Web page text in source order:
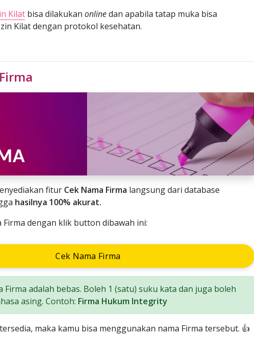
Kilat bisa dilakukan onlinedan apabila tatap muka bisa
Kilat dengan protokol kesehatan.
fitur Cek Nama Firma langsung dari database
hasilnya 100% akurat.
Firma dengan klik button dibawah ini:
Cek Nama Firma
Firma adalah bebas. Boleh 1 (satu) suku kata dan juga boleh
asing. Contoh: Firma Hukum Integrity
maka kamu bisa menggunakan nama Firma tersebut. 👍